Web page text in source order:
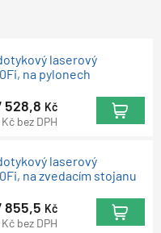
laserový
na pylonech
528,8 Kč
Kč bez DPH
laserový
na zvedacím stojanu
855,5 Kč
Kč bez DPH